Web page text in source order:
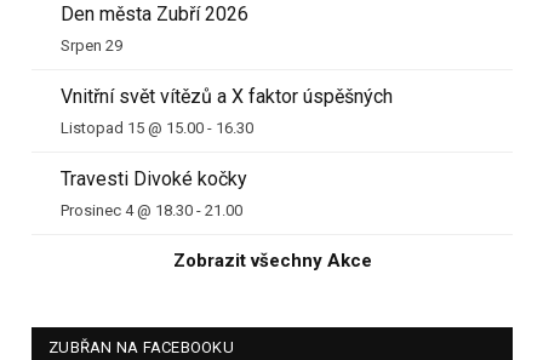
Den města Zubří 2026
Srpen 29
Vnitřní svět vítězů a X faktor úspěšných
Listopad 15 @ 15.00 - 16.30
Travesti Divoké kočky
Prosinec 4 @ 18.30 - 21.00
Zobrazit všechny Akce
ZUBŘAN NA FACEBOOKU